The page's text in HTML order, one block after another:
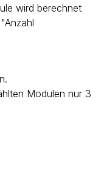
wird berechnet
Modulen nur 3